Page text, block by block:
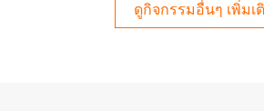
ดูกิจกรรมอื่นๆ เพิ่มเ